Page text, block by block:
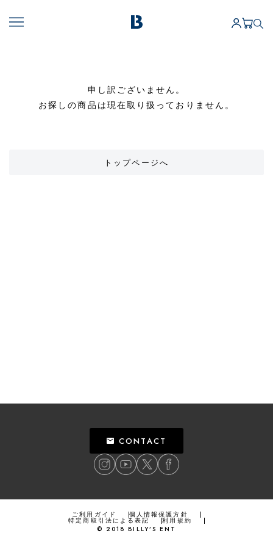
申し訳ございません。
お探しの商品は現在取り扱っておりません。
トップページへ
CONTACT
ご利用ガイド 個人情報保護方針
特定商取引法による表記
利用規約
© 2018 BILLY’S ENT